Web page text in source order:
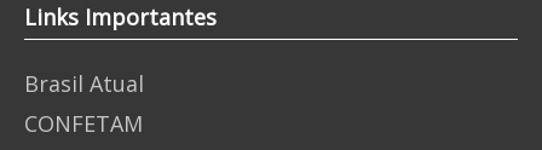
Links Importantes
Brasil Atual
CONFETAM